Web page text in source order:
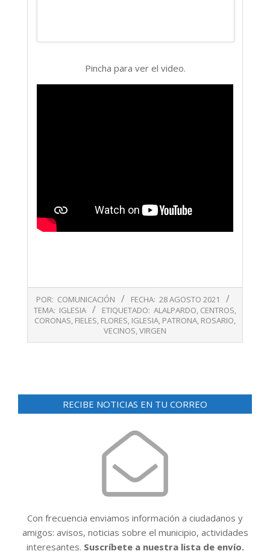
Pincha para ver el video.
08-
28
POR: COMUNICACIÓN FECHA: 28 AGOSTO 2021
TEMA: IGLESIA ETIQUETADO: ALALPARDO, CENTROS,
CORONAS, FIELES, FLORES, IGLESIA, PATRONA, ROSARIO,
VECINOS,VIRGEN
RECIBE NOTICIAS EN TU CORREO
Con frecuencia enviamos información a ciudadanos y
amigos: avisos, noticias sobre el municipio, actividades
interesantes. Suscríbete a nuestra lista de envío.